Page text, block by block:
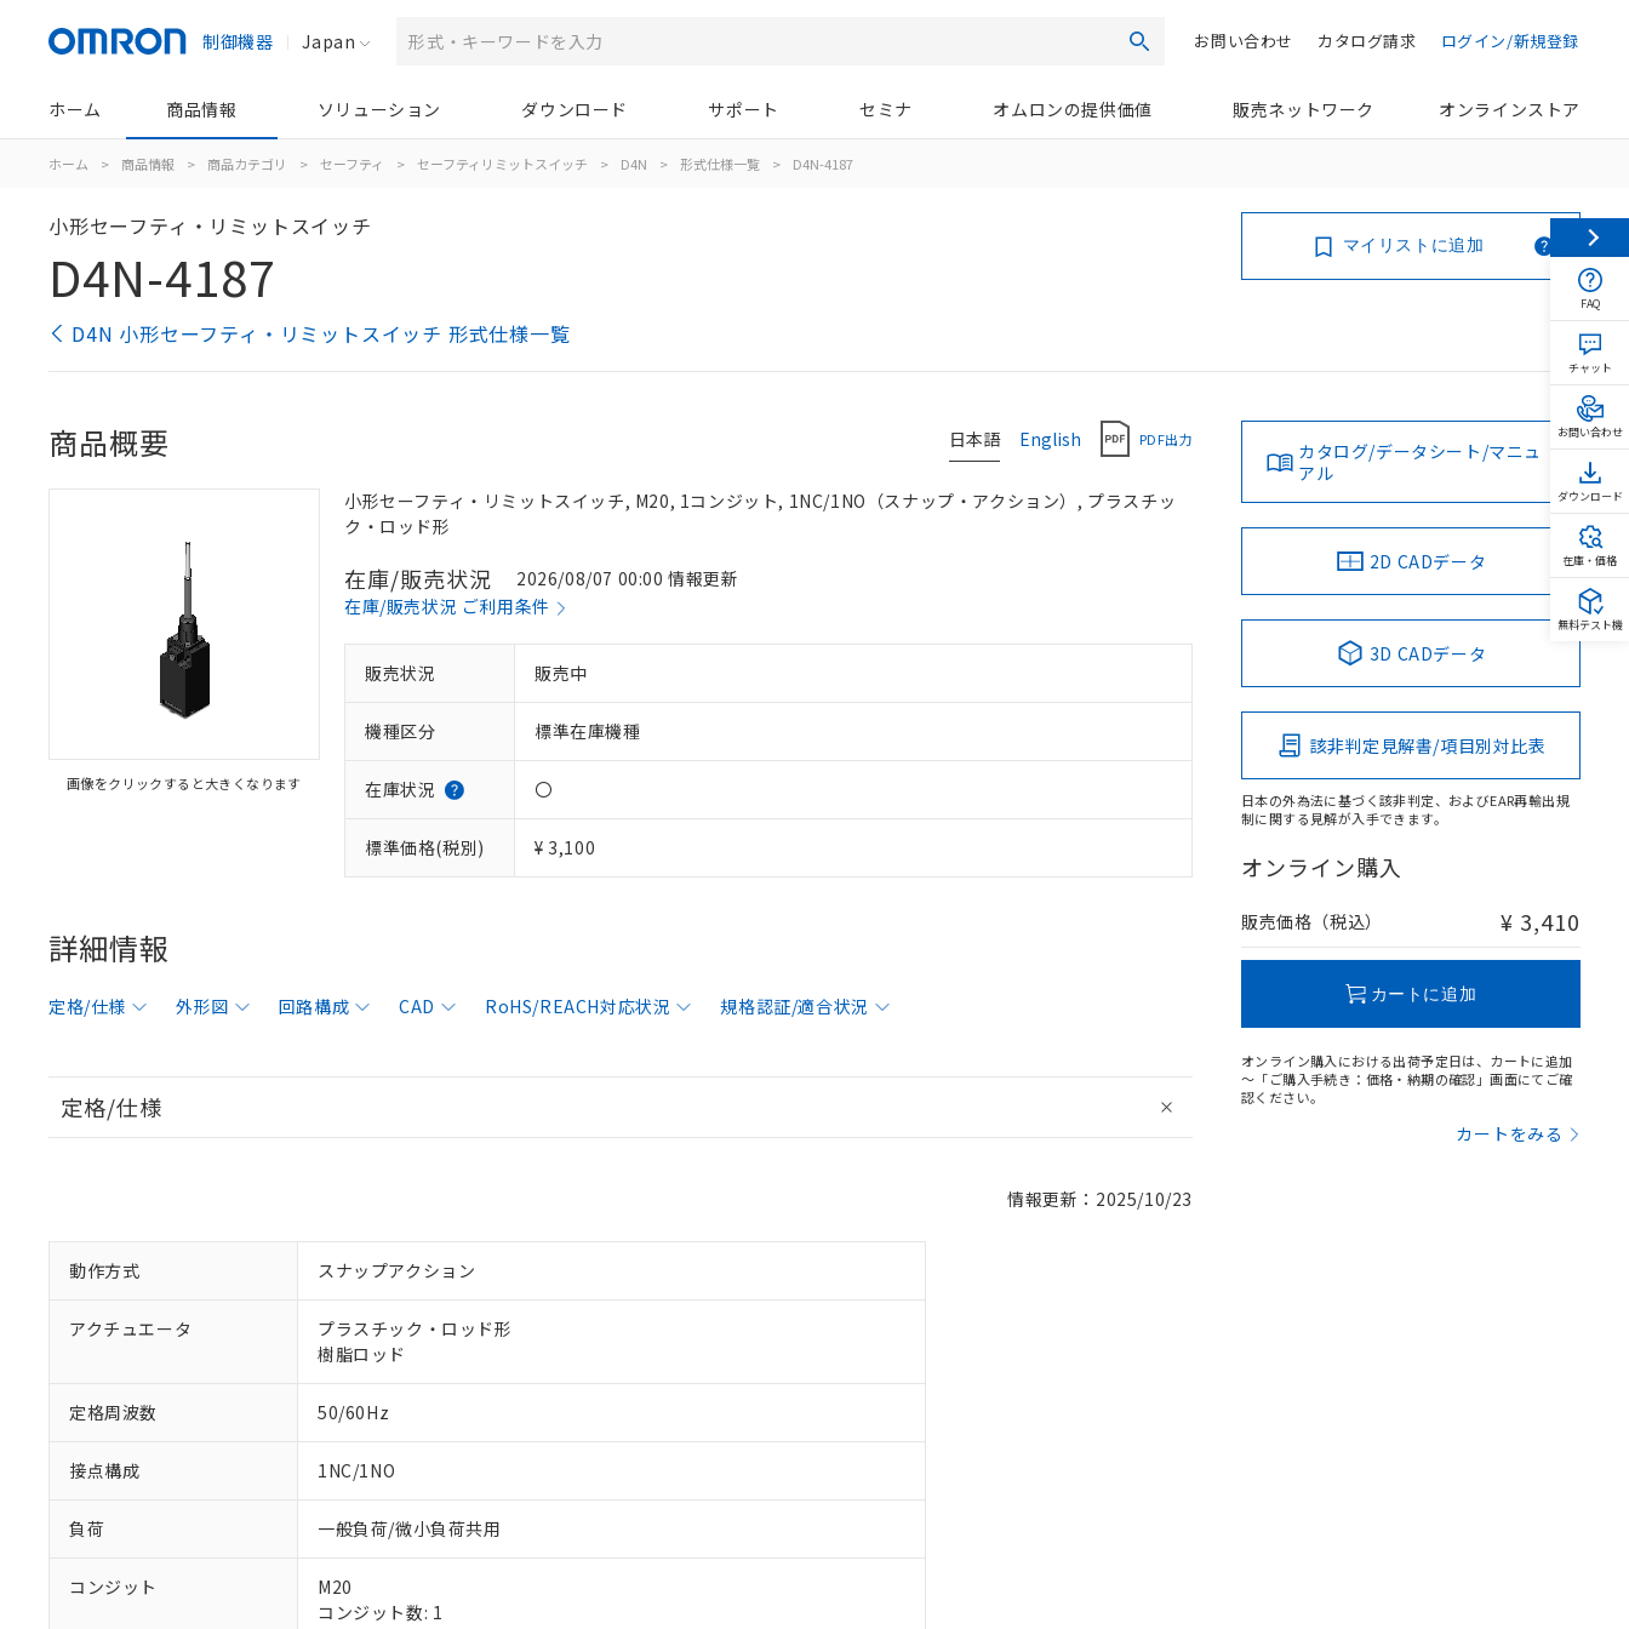
制御機器 Japan 検索 ログイン/新規登録
カタログ請求
お問い合わせ
ホーム 商品情報 ソリューション ダウンロード サポート セミナ オムロンの提供価値 販売ネットワーク オンラインストア
ホーム > 商品情報 > 商品カテゴリ > セーフティ > セーフティリミットスイッチ > D4N > 形式仕様一覧 > D4N-4187
小形セーフティ・リミットスイッチ
D4N-4187
D4N 小形セーフティ・リミットスイッチ 形式仕様一覧
マイリストに追加
日本語 English PDF出力
商品概要
画像をクリックすると大きくなります
小形セーフティ・リミットスイッチ, M20, 1コンジット, 1NC/1NO（スナップ・アクション）, プラスチッ
ク・ロッド形
在庫/販売状況
2026/08/07 00:00 情報更新
在庫/販売状況 ご利用条件
販売状況 販売中
機種区分 標準在庫機種
在庫状況 〇
標準価格(税別) ¥ 3,100
詳細情報
定格/仕様 外形図 回路構成 CAD RoHS/REACH対応状況 規格認証/適合状況
定格/仕様
情報更新：2025/10/23
動作方式 スナップアクション
アクチュエータ
プラスチック・ロッド形
樹脂ロッド
定格周波数 50/60Hz
接点構成 1NC/1NO
負荷 一般負荷/微小負荷共用
コンジット
M20
コンジット数: 1
カタログ/データシート/マニュ
アル
2D CADデータ
3D CADデータ
該非判定見解書/項目別対比表
日本の外為法に基づく該非判定、およびEAR再輸出規
制に関する見解が入手できます。
オンライン購入
販売価格（税込） ¥ 3,410
カートに追加
オンライン購入における出荷予定日は、カートに追加
～「ご購入手続き：価格・納期の確認」画面にてご確
認ください。
カートをみる
FAQ
チャット
お問い合わせ
ダウンロード
在庫・価格
無料テスト機